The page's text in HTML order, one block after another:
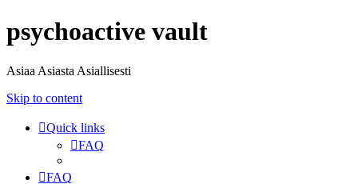
psychoactive vault
Asiaa Asiasta Asiallisesti
Skip to content
Quick links
FAQ
FAQ